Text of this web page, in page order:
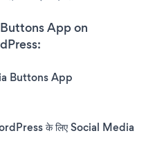
App on
Buttons App
के लिए Social Media